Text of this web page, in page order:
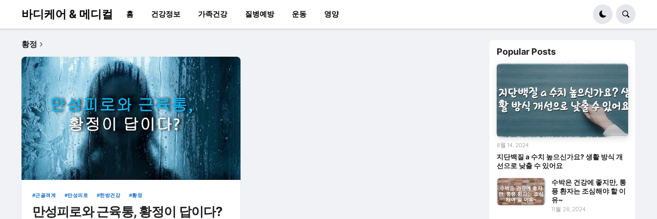
바디케어 & 메디컬 홈 건강정보 가족건강 질병예방 운동 영양
황정
근골격계 만성피로 한방건강 황정
만성피로와 근육통, 황정이 답이다?
Popular Posts
지단백질 a 수치 높으신가요? 생활 방식 개
선으로 낮출 수 있어요
8월 14, 2024
수박은 건강에 좋지만, 통
풍 환자는 조심해야 할 이
유~
11월 28, 2024